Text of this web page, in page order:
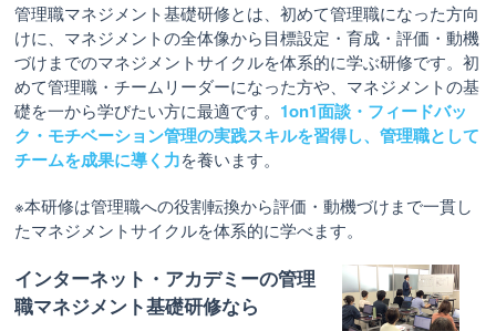
管理職マネジメント基礎研修とは、初めて管理職になった方向
けに、マネジメントの全体像から目標設定・育成・評価・動機
づけまでのマネジメントサイクルを体系的に学ぶ研修です。初
めて管理職・チームリーダーになった方や、マネジメントの基
礎を一から学びたい方に最適です。 1on1面談・フィードバッ
ク・モチベーション管理の実践スキルを習得し、管理職として
チームを成果に導く力を養います。
※本研修は管理職への役割転換から評価・動機づけまで一貫し
たマネジメントサイクルを体系的に学べます。
インターネット・アカデミーの管理
職マネジメント基礎研修なら